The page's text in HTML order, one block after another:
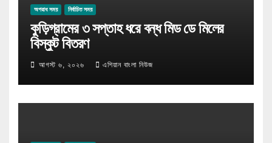
অপরাধ সময় নির্বাচিত সময়
কুড়িগ্রামের ৩ সপ্তাহ ধরে বন্ধ মিড ডে মিলের
বিস্কুট বিতরণ
আগস্ট ৬, ২০২৬ এশিয়ান বাংলা নিউজ